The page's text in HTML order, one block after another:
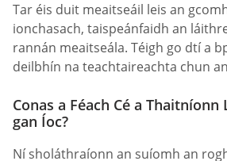
Tar éis duit meaitseáil leis an
ionchasach, taispeánfaidh an
rannán meaitseála. Téigh go dtí a
deilbhín na teachtaireachta chun
Conas a Féach Cé a Thaitníonn
gan Íoc?
Ní sholáthraíonn an suíomh an